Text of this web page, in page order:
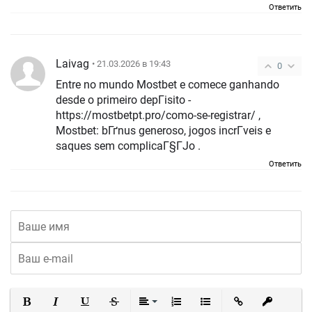
Ответить
0
Laivag • 21.03.2026 в 19:43
Entre no mundo Mostbet e comece ganhando
desde o primeiro depГіsito -
https://mostbetpt.pro/como-se-registrar/ ,
Mostbet: bГґnus generoso, jogos incrГ­veis e
saques sem complicaГ§ГЈo .
Ответить